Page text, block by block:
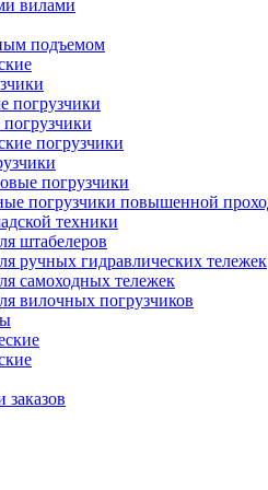
вилами
подъемом
погрузчики
погрузчики
погрузчики
погрузчики повышенной
техники
штабелеров
ручных гидравлических тележек
самоходных тележек
вилочных погрузчиков